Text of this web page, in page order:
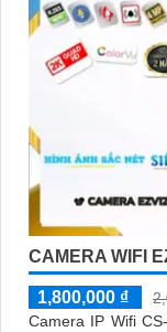
CAMERA WIFI
1,800,000 ₫
Camera IP Wifi